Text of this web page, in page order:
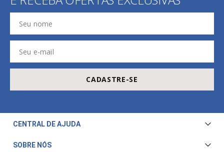
CADASTRE-SE
CENTRAL DE AJUDA
Central de Atendimento
SOBRE NÓS